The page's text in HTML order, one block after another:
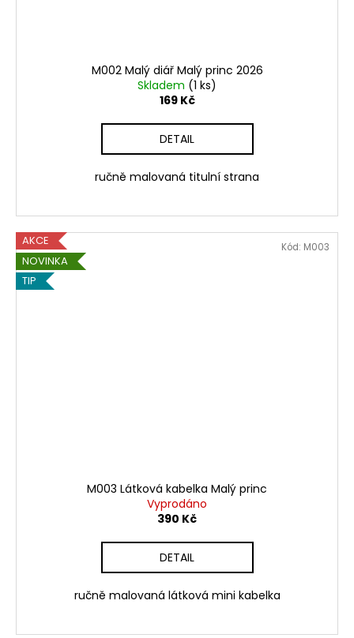
M002 Malý diář Malý princ 2026
Skladem (1 ks)
169 Kč
DETAIL
ručně malovaná titulní strana
AKCE
NOVINKA
TIP
M003 Látková kabelka Malý princ
Vyprodáno
390 Kč
DETAIL
ručně malovaná látková mini kabelka
Kód: M003